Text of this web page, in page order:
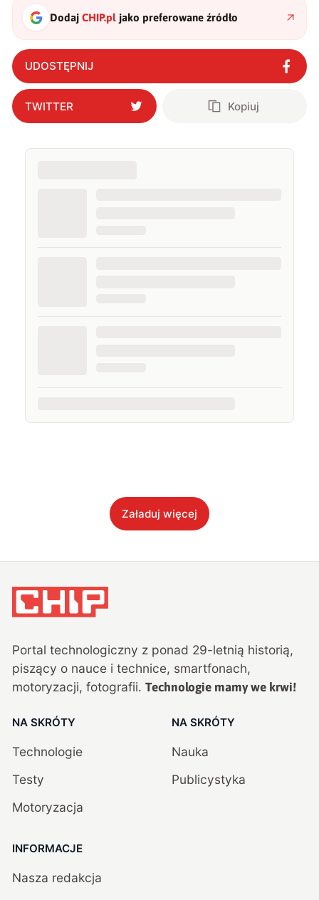
DodajCHIP.pl jako preferowane źródło
UDOSTĘPNIJ
TWITTER Kopiuj
Załaduj więcej
Portal technologiczny z ponad 29-letnią historią,
piszący o nauce i technice, smartfonach,
motoryzacji, fotografii. Technologie mamy we krwi!
NA SKRÓTY
Technologie
Testy
Motoryzacja
NA SKRÓTY
Nauka
Publicystyka
INFORMACJE
Nasza redakcja